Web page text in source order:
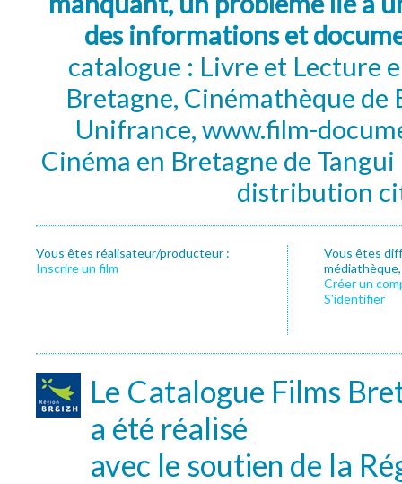
des informations et
catalogue : Livre et Lecture
Bretagne, Cinémathèque de
Unifrance, www.film-
Cinéma en Bretagne de
distribution
Vous êtes réalisateur/producteur :
Inscrire un film
Vous êtes
Créer un
S’identifier
Le Catalogue Films
a été réalisé
avec le soutien de la